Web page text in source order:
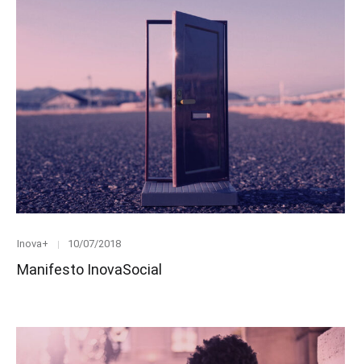
Category
Inova+
Posted
10/07/2018
Manifesto InovaSocial